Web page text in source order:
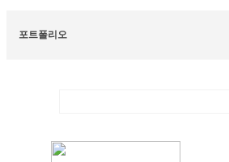
포트폴리오